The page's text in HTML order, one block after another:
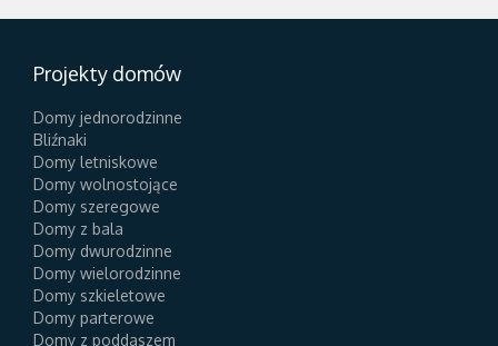
Projekty domów
Domy jednorodzinne
Bliźnaki
Domy letniskowe
Domy wolnostojące
Domy szeregowe
Domy z bala
Domy dwurodzinne
Domy wielorodzinne
Domy szkieletowe
Domy parterowe
Domy z poddaszem